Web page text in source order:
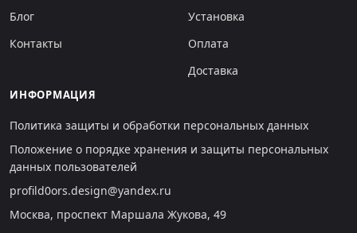
Блог
Контакты
Установка
Оплата
Доставка
ИНФОРМАЦИЯ
Политика защиты и обработки персональных данных
Положение о порядке хранения и защиты персональных
данных пользователей
profild0ors.design@yandex.ru
Москва, проспект Маршала Жукова, 49